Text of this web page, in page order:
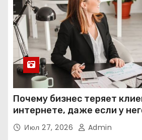
Почему бизнес теряет
интернете, даже если у
Июл 27, 2026 Admin